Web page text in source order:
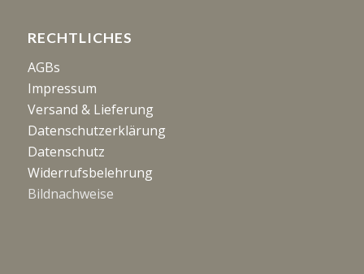
RECHTLICHES
AGBs
Impressum
Versand & Lieferung
Datenschutzerklärung
Datenschutz
Widerrufsbelehrung
Bildnachweise